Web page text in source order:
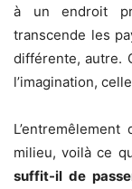
à un endroit
transcende les
différente, autre.
l’imagination,
milieu, voilà ce
suffit-il de